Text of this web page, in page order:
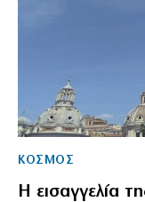
ΚΟΣΜΟΣ
Η εισαγγελία